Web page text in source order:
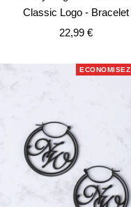
Classic Logo - Bracelet
Prix
vente
22,99 €